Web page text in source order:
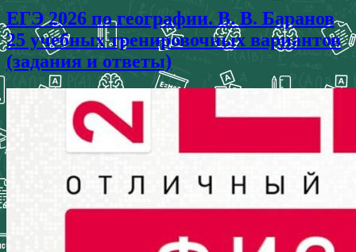
ЕГЭ 2026 по географии. В. В. Баранов
25 учебных тренировочных вариантов
(задания и ответы)